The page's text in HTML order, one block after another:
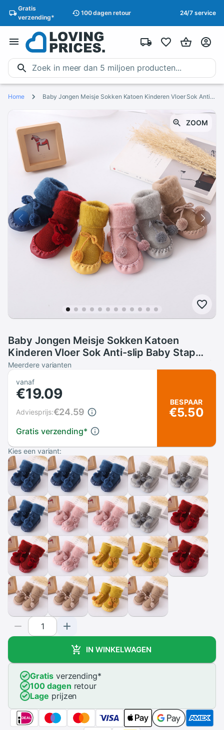
Gratis
verzending*
100 dagen retour 24/7 service
Home Baby Jongen Meisje Sokken Katoen Kinderen Vloer Sok Anti-slip Baby Stap Babysokjes Met Rubberen Zolen Skarpetki Dziecko носки Детские
ZOOM
Baby Jongen Meisje Sokken Katoen
Kinderen Vloer Sok Anti-slip Baby Stap
Babysokjes Met Rubberen Zolen Skarpetki
Dziecko носки Детские
Meerdere varianten
vanaf
€19.09
Gratis verzending*
Adviesprijs:€24.59
BESPAAR
€5.50
Kies een variant:
IN WINKELWAGEN
Gratisverzending*
100 dagen retour
Lage prijzen